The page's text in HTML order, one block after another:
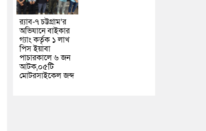
র‌্যাব-৭ চট্টগ্রাম’র
অভিযানে বাইকার
গ্যাং কর্তৃক ১ লাখ
পিস ইয়াবা
পাচারকালে ৬ জন
আটক,০৫টি
মোটরসাইকেল জব্দ